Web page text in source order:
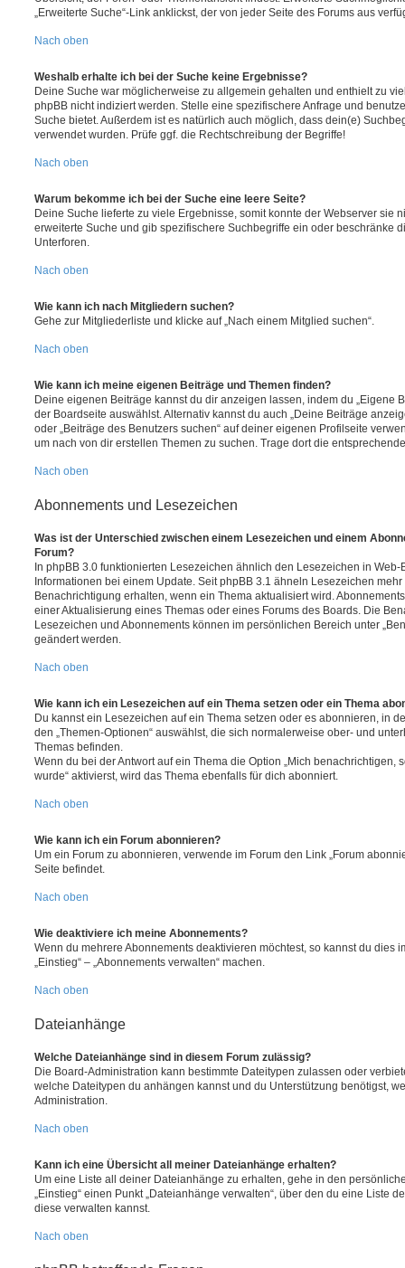
„Erweiterte Suche“-Link anklickst, der von jeder Seite des Forums aus
Nach oben
Weshalb erhalte ich bei der Suche keine Ergebnisse?
Deine Suche war möglicherweise zu allgemein gehalten und enthielt zu
phpBB nicht indiziert werden. Stelle eine spezifischere Anfrage und
Suche bietet. Außerdem ist es natürlich auch möglich, dass dein(e)
verwendet wurden. Prüfe ggf. die Rechtschreibung der Begriffe!
Nach oben
Warum bekomme ich bei der Suche eine leere Seite?
Deine Suche lieferte zu viele Ergebnisse, somit konnte der Webserver sie
erweiterte Suche und gib spezifischere Suchbegriffe ein oder beschränke
Unterforen.
Nach oben
Wie kann ich nach Mitgliedern suchen?
Gehe zur Mitgliederliste und klicke auf „Nach einem Mitglied suchen“.
Nach oben
Wie kann ich meine eigenen Beiträge und Themen finden?
Deine eigenen Beiträge kannst du dir anzeigen lassen, indem du „Eigene
der Boardseite auswählst. Alternativ kannst du auch „Deine Beiträge
oder „Beiträge des Benutzers suchen“ auf deiner eigenen Profilseite
um nach von dir erstellen Themen zu suchen. Trage dort die
Nach oben
Abonnements und Lesezeichen
Was ist der Unterschied zwischen einem Lesezeichen und einem
Forum?
In phpBB 3.0 funktionierten Lesezeichen ähnlich den Lesezeichen in
Informationen bei einem Update. Seit phpBB 3.1 ähneln Lesezeichen
Benachrichtigung erhalten, wenn ein Thema aktualisiert wird.
einer Aktualisierung eines Themas oder eines Forums des Boards. Die
Lesezeichen und Abonnements können im persönlichen Bereich unter
geändert werden.
Nach oben
Wie kann ich ein Lesezeichen auf ein Thema setzen oder ein Thema
Du kannst ein Lesezeichen auf ein Thema setzen oder es abonnieren, in
den „Themen-Optionen“ auswählst, die sich normalerweise ober- und
Themas befinden.
Wenn du bei der Antwort auf ein Thema die Option „Mich benachrichtigen,
wurde“ aktivierst, wird das Thema ebenfalls für dich abonniert.
Nach oben
Wie kann ich ein Forum abonnieren?
Um ein Forum zu abonnieren, verwende im Forum den Link „Forum
Seite befindet.
Nach oben
Wie deaktiviere ich meine Abonnements?
Wenn du mehrere Abonnements deaktivieren möchtest, so kannst du dies
„Einstieg“ – „Abonnements verwalten“ machen.
Nach oben
Dateianhänge
Welche Dateianhänge sind in diesem Forum zulässig?
Die Board-Administration kann bestimmte Dateitypen zulassen oder
welche Dateitypen du anhängen kannst und du Unterstützung benötigst,
Administration.
Nach oben
Kann ich eine Übersicht all meiner Dateianhänge erhalten?
Um eine Liste all deiner Dateianhänge zu erhalten, gehe in den
„Einstieg“ einen Punkt „Dateianhänge verwalten“, über den du eine Liste
diese verwalten kannst.
Nach oben